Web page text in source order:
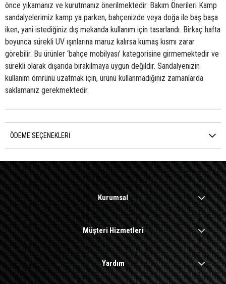
önce yıkamanız ve kurutmanız önerilmektedir. Bakım Önerileri Kamp
sandalyelerimiz kamp ya parken, bahçenizde veya doğa ile baş başa
iken, yani istediğiniz dış mekanda kullanım için tasarlandı. Birkaç hafta
boyunca sürekli UV ışınlarına maruz kalırsa kumaş kısmı zarar
görebilir. Bu ürünler ‘bahçe mobilyası’ kategorisine girmemektedir ve
sürekli olarak dışarıda bırakılmaya uygun değildir. Sandalyenizin
kullanım ömrünü uzatmak için, ürünü kullanmadığınız zamanlarda
saklamanız gerekmektedir.
ÖDEME SEÇENEKLERI
Kurumsal
Müşteri Hizmetleri
Yardım